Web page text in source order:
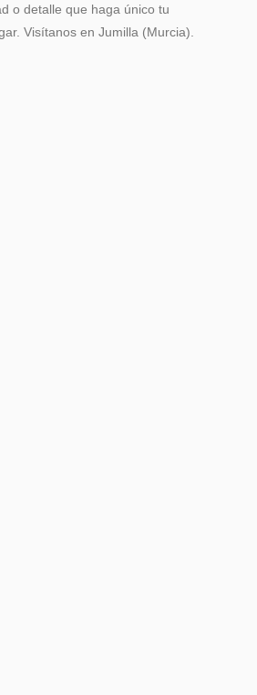
o detalle que haga único tu
Visítanos en Jumilla (Murcia).